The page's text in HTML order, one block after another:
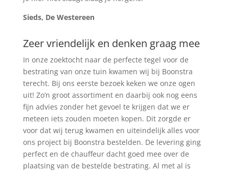
Sieds, De Westereen
Zeer vriendelijk en denken graag mee
In onze zoektocht naar de perfecte tegel voor de
bestrating van onze tuin kwamen wij bij Boonstra
terecht. Bij ons eerste bezoek keken we onze ogen
uit! Zo’n groot assortiment en daarbij ook nog eens
fijn advies zonder het gevoel te krijgen dat we er
meteen iets zouden moeten kopen. Dit zorgde er
voor dat wij terug kwamen en uiteindelijk alles voor
ons project bij Boonstra bestelden. De levering ging
perfect en de chauffeur dacht goed mee over de
plaatsing van de bestelde bestrating. Al met al is